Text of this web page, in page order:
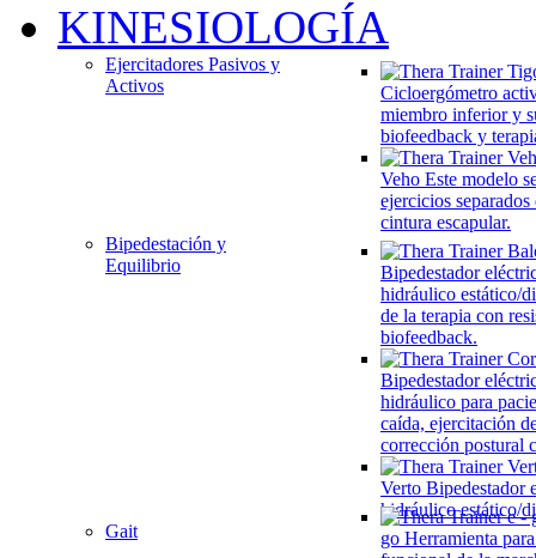
KINESIOLOGÍA
Ejercitadores Pasivos y
Activos
Cicloergómetro
miembro inferior y
biofeedback y
Veho Este modelo
ejercicios
cintura escapular.
Bipedestación y
Equilibrio
Bipedestador
hidráulico estático/
de la terapia con
biofeedback.
Bipedestador
hidráulico para
caída, ejercitación
corrección postural
Verto Bipedestador
hidráulico estático/
Gait
go Herramienta